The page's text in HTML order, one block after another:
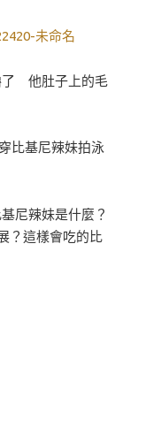
了 他肚子上的毛
比基尼辣妹拍泳
尼辣妹是什麼？
？這樣會吃的比